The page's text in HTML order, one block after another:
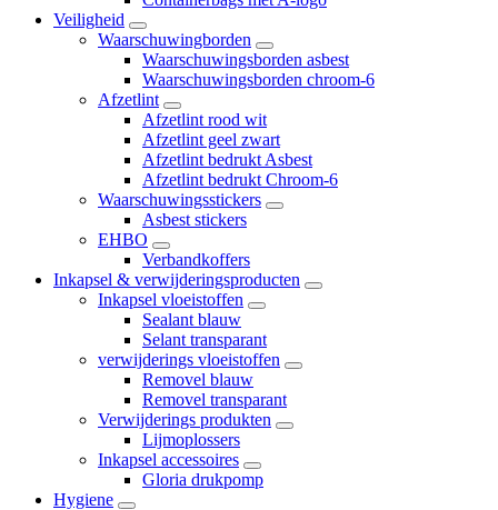
Veiligheid
Waarschuwingborden
Waarschuwingsborden asbest
Waarschuwingsborden chroom-6
Afzetlint
Afzetlint rood wit
Afzetlint geel zwart
Afzetlint bedrukt Asbest
Afzetlint bedrukt Chroom-6
Waarschuwingsstickers
Asbest stickers
EHBO
Verbandkoffers
Inkapsel & verwijderingsproducten
Inkapsel vloeistoffen
Sealant blauw
Selant transparant
verwijderings vloeistoffen
Removel blauw
Removel transparant
Verwijderings produkten
Lijmoplossers
Inkapsel accessoires
Gloria drukpomp
Hygiene